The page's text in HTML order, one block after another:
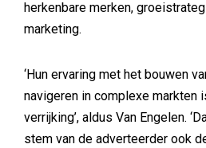
herkenbare merken,
marketing.
‘Hun ervaring met het bouwen
navigeren in complexe markten
verrijking’, aldus Van Engelen.
stem van de adverteerder ook